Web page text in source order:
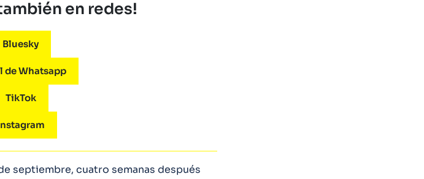
en redes!
Bluesky
de Whatsapp
TikTok
septiembre, cuatro semanas después